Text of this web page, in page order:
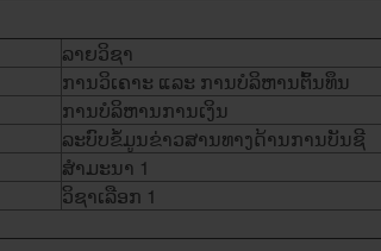
ລາຍວິຊາ
ການ​ວິ​ເຄາະ ​ແລະ ການບໍ​ລິ​ຫານ​ຕົ້ນທຶນ
ການ​ບໍລິຫານ​ການ​ເງິນ
ລະບົບ​ຂໍ້​ມູນ​ຂ່າວສານ​ທາງ​ດ້ານ​ການ​ບັນຊີ
ສໍາ​ມະ​ນາ​ 1
ວິ​ຊາ​ເລືອກ 1